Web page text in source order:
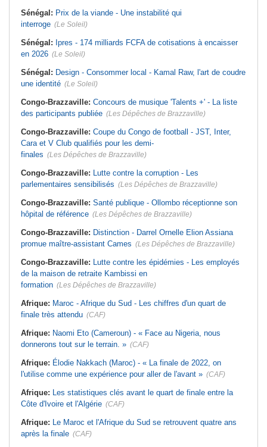
Sénégal: Prix de la viande - Une instabilité qui
interroge (Le Soleil)
Sénégal: Ipres - 174 milliards FCFA de cotisations à encaisser
en 2026 (Le Soleil)
Sénégal: Design - Consommer local - Kamal Raw, l'art de coudre
une identité (Le Soleil)
Congo-Brazzaville: Concours de musique 'Talents +' - La liste
des participants publiée (Les Dépêches de Brazzaville)
Congo-Brazzaville: Coupe du Congo de football - JST, Inter,
Cara et V Club qualifiés pour les demi-
finales (Les Dépêches de Brazzaville)
Congo-Brazzaville: Lutte contre la corruption - Les
parlementaires sensibilisés (Les Dépêches de Brazzaville)
Congo-Brazzaville: Santé publique - Ollombo réceptionne son
hôpital de référence (Les Dépêches de Brazzaville)
Congo-Brazzaville: Distinction - Darrel Ornelle Elion Assiana
promue maître-assistant Cames (Les Dépêches de Brazzaville)
Congo-Brazzaville: Lutte contre les épidémies - Les employés
de la maison de retraite Kambissi en
formation (Les Dépêches de Brazzaville)
Afrique: Maroc - Afrique du Sud - Les chiffres d'un quart de
finale très attendu (CAF)
Afrique: Naomi Eto (Cameroun) - « Face au Nigeria, nous
donnerons tout sur le terrain. » (CAF)
Afrique: Élodie Nakkach (Maroc) - « La finale de 2022, on
l'utilise comme une expérience pour aller de l'avant » (CAF)
Afrique: Les statistiques clés avant le quart de finale entre la
Côte d'Ivoire et l'Algérie (CAF)
Afrique: Le Maroc et l'Afrique du Sud se retrouvent quatre ans
après la finale (CAF)